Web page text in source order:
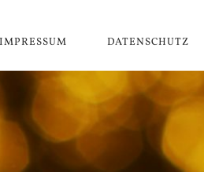
IMPRESSUM DATENSCHUTZ